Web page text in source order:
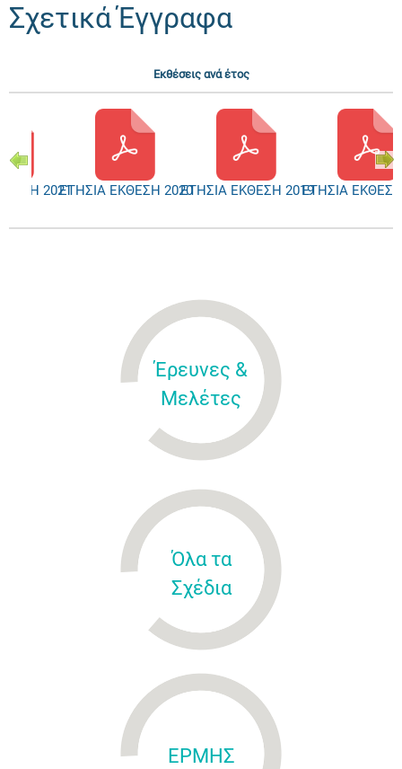
Σχετικά Έγγραφα
Εκθέσεις ανά έτος
2021ΕΤΗΣΙΑ ΕΚΘΕΣΗ 2020ΕΤΗΣΙΑ ΕΚΘΕΣΗ 2019ΕΤΗΣΙΑ
Έρευνες &
Μελέτες
Όλα τα
Σχέδια
ΕΡΜΗΣ